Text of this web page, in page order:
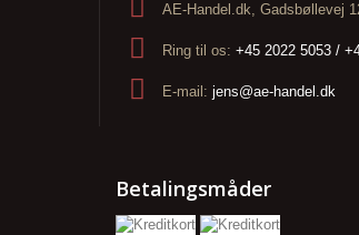
AE-Handel.dk, Gadsbøllevej
Ring til os: +45 2022 5053 /
E-mail: jens@ae-handel.dk
Betalingsmåder